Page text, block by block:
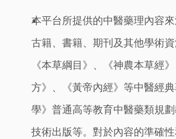
本平台所提供的中醫藥理內容
古籍、書籍、期刊及其他學術
《本草綱目》、《神農本草經
方》、《黃帝內經》等中醫經
學》普通高等教育中醫藥類規
技術出版等。對於內容的準確